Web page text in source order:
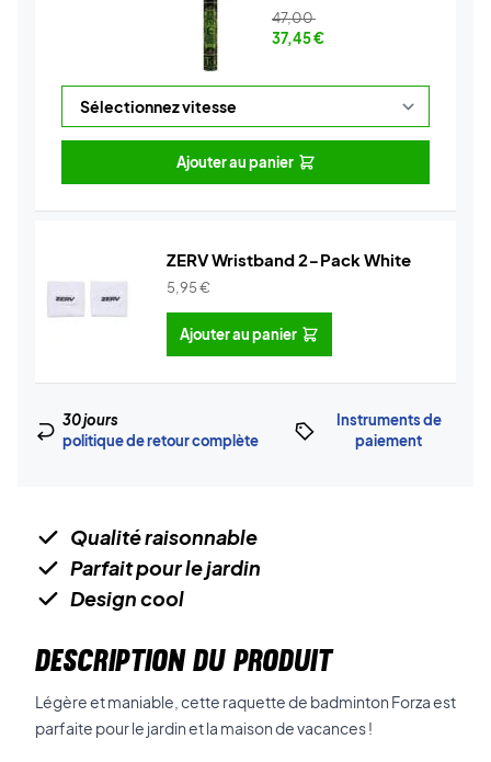
47,00
37,45€
Ajouter au panier
ZERV Wristband 2-Pack White
5,95€
Ajouter au panier
30 jours
politique de retour complète
Instruments de
paiement
Qualité raisonnable
Parfait pour le jardin
Design cool
DESCRIPTION DU PRODUIT
Légère et maniable, cette raquette de badminton Forza est
parfaite pour le jardin et la maison de vacances !